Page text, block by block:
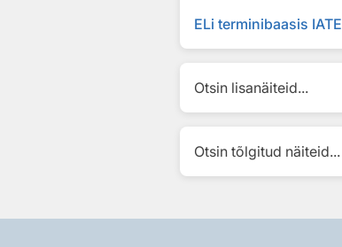
ELi terminibaasis IATE
Otsin lisanäiteid...
Otsin tõlgitud näiteid...